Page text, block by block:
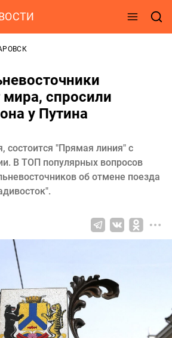
спросили
у Путина
состоится "Прямая линия" с
В ТОП популярных вопросов
об отмене поезда